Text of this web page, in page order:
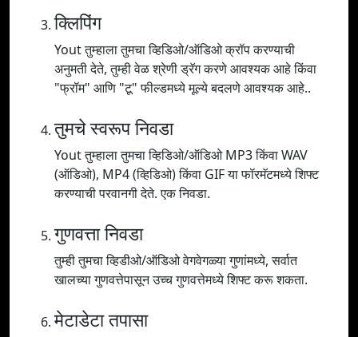
क्लिपिंग
Yout तुम्हाला तुमचा व्हिडिओ/ऑडिओ क्रॉप करण्याची
अनुमती देते, तुम्ही वेळ श्रेणी ड्रॅग करणे आवश्यक आहे किंवा
"फ्रॉम" आणि "टू" फील्डमध्ये मूल्ये बदलणे आवश्यक आहे..
तुमचे स्वरूप निवडा
Yout तुम्हाला तुमचा व्हिडिओ/ऑडिओ MP3 किंवा WAV
(ऑडिओ), MP4 (व्हिडिओ) किंवा GIF या फॉरमॅटमध्ये शिफ्ट
करण्याची परवानगी देते. एक निवडा.
गुणवत्ता निवडा
तुम्ही तुमचा व्हिडीओ/ऑडिओ वेगवेगळ्या गुणांमध्ये, सर्वात
खालच्या गुणवत्तेपासून उच्च गुणवत्तेमध्ये शिफ्ट करू शकता.
मेटाडेटा तपासा